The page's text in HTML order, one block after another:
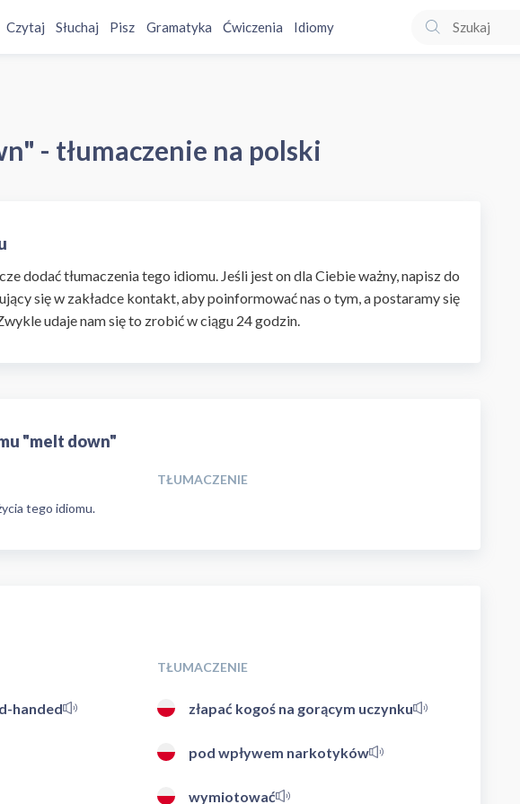
Czytaj Słuchaj Pisz Gramatyka Ćwiczenia Idiomy
- tłumaczenie na polski
dodać tłumaczenia tego idiomu. Jeśli jest on dla Ciebie ważny, napisz do
się w zakładce kontakt, aby poinformować nas o tym, a postaramy się
udaje nam się to zrobić w ciągu 24 godzin.
"melt down"
TŁUMACZENIE
tego idiomu.
TŁUMACZENIE
handed złapać kogoś na gorącym uczynku
pod wpływem narkotyków
wymiotować